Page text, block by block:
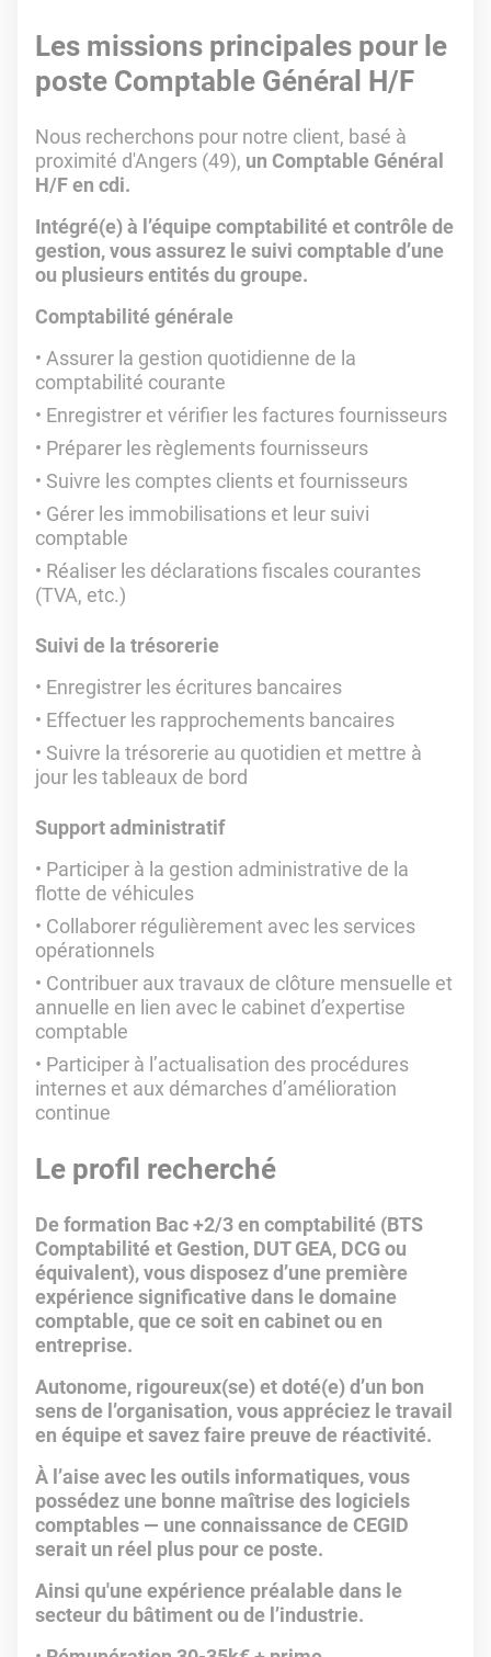
Les missions principales pour le
poste Comptable Général H/F
Nous recherchons pour notre client, basé à
proximité d'Angers (49), un Comptable Général
H/F en cdi.
Intégré(e) à l’équipe comptabilité et contrôle de
gestion, vous assurez le suivi comptable d’une
ou plusieurs entités du groupe.
Comptabilité générale
Assurer la gestion quotidienne de la
comptabilité courante
Enregistrer et vérifier les factures fournisseurs
Préparer les règlements fournisseurs
Suivre les comptes clients et fournisseurs
Gérer les immobilisations et leur suivi
comptable
Réaliser les déclarations fiscales courantes
(TVA, etc.)
Suivi de la trésorerie
Enregistrer les écritures bancaires
Effectuer les rapprochements bancaires
Suivre la trésorerie au quotidien et mettre à
jour les tableaux de bord
Support administratif
Participer à la gestion administrative de la
flotte de véhicules
Collaborer régulièrement avec les services
opérationnels
Contribuer aux travaux de clôture mensuelle et
annuelle en lien avec le cabinet d’expertise
comptable
Participer à l’actualisation des procédures
internes et aux démarches d’amélioration
continue
Le profil recherché
De formation Bac +2/3 en comptabilité (BTS
Comptabilité et Gestion, DUT GEA, DCG ou
équivalent), vous disposez d’une première
expérience significative dans le domaine
comptable, que ce soit en cabinet ou en
entreprise.
Autonome, rigoureux(se) et doté(e) d’un bon
sens de l’organisation, vous appréciez le travail
en équipe et savez faire preuve de réactivité.
À l’aise avec les outils informatiques, vous
possédez une bonne maîtrise des logiciels
comptables — une connaissance de CEGID
serait un réel plus pour ce poste.
Ainsi qu'une expérience préalable dans le
secteur du bâtiment ou de l’industrie.